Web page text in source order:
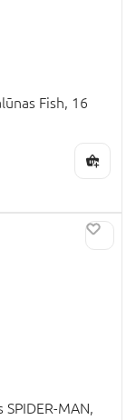
Fish, 16
MAN,